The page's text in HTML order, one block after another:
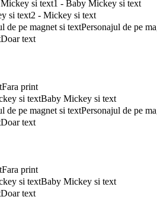
1 - Baby Mickey si text
2 - Mickey si text
Personajul de pe
Doar text
Fara print
Baby Mickey si text
Personajul de pe
Doar text
Fara print
Baby Mickey si text
Doar text